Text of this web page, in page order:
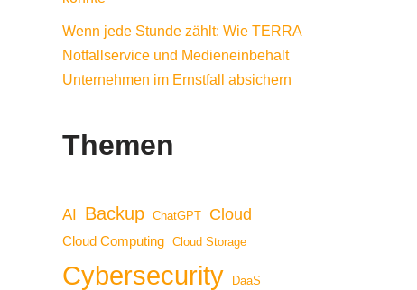
Wenn jede Stunde zählt: Wie TERRA
Notfallservice und Medieneinbehalt
Unternehmen im Ernstfall absichern
Themen
AI Backup ChatGPT Cloud
Cloud Computing Cloud Storage
Cybersecurity DaaS